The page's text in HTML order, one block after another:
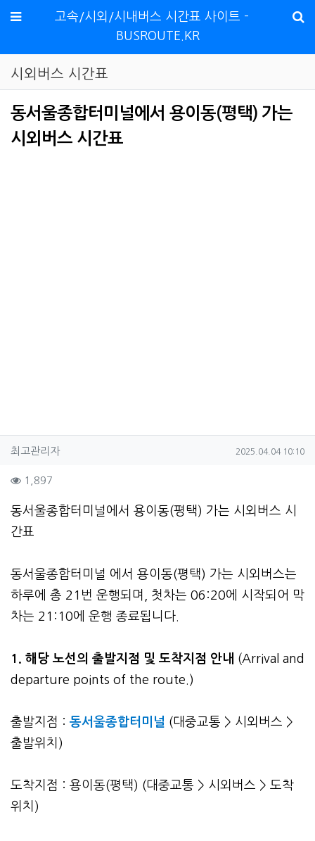
메뉴
고속/시외/시내버스 시간표 사이트 -
BUSROUTE.KR
시외버스 시간표
동서울종합터미널에서 용이동(평택) 가는
시외버스 시간표
작성자 정보
최고관리자작성 작성일
2025.04.04 10:10
컨텐츠 정보
1,897
본문
동서울종합터미널에서 용이동(평택) 가는 시외버스 시
간표
동서울종합터미널 에서 용이동(평택) 가는 시외버스는
하루에 총 21번 운행되며, 첫차는 06:20에 시작되어 막
차는 21:10에 운행 종료됩니다.
1. 해당 노선의 출발지점 및 도착지점 안내 (Arrival and
departure points of the route.)
출발지점 : 동서울종합터미널 (대중교통 > 시외버스 >
출발위치)
도착지점 : 용이동(평택) (대중교통 > 시외버스 > 도착
위치)